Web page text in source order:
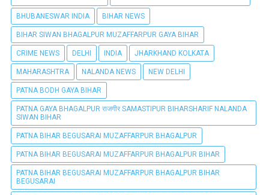
BHUBANESWAR INDIA BIHAR NEWS
BIHAR SIWAN BHAGALPUR MUZAFFARPUR GAYA BIHAR
CRIME NEWS DELHI INDIA JHARKHAND KOLKATA
MAHARASHTRA NALANDA NEWS NEW DELHI
PATNA BODH GAYA BIHAR
PATNA GAYA BHAGALPUR राजगीर SAMASTIPUR BIHARSHARIF NALANDA
SIWAN BIHAR
PATNA BIHAR BEGUSARAI MUZAFFARPUR BHAGALPUR
PATNA BIHAR BEGUSARAI MUZAFFARPUR BHAGALPUR BIHAR
PATNA BIHAR BEGUSARAI MUZAFFARPUR BHAGALPUR BIHAR
BEGUSARAI